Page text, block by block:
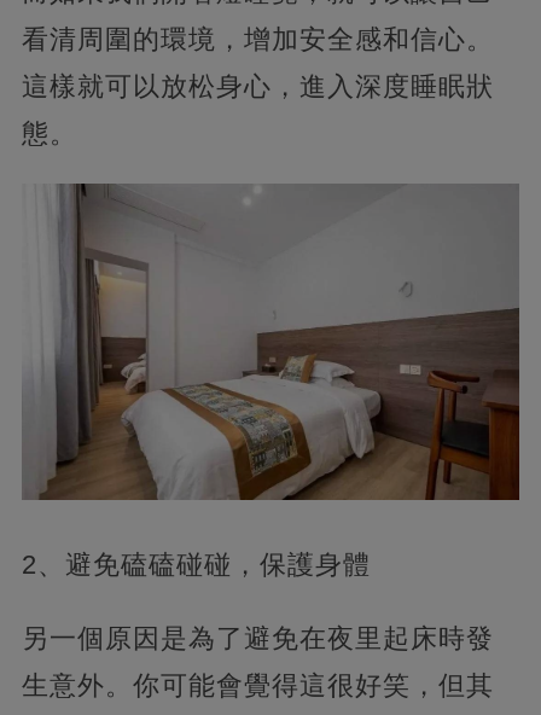
看清周圍的環境，增加安全感和信心。
這樣就可以放松身心，進入深度睡眠狀
態。
2、避免磕磕碰碰，保護身體
另一個原因是為了避免在夜里起床時發
生意外。你可能會覺得這很好笑，但其